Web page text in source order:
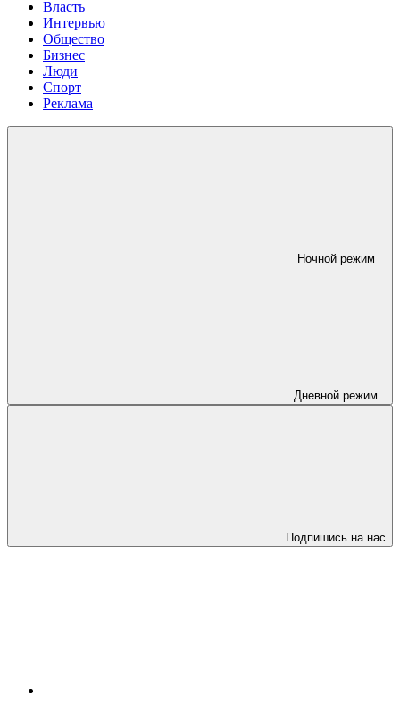
Власть
Интервью
Общество
Бизнес
Люди
Спорт
Реклама
Ночной режим
Дневной режим
Подпишись на нас